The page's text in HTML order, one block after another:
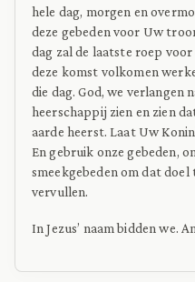
hele dag, morgen en
deze gebeden voor Uw
dag zal de laatste roep
deze komst volkomen
die dag. God, we verlangen
heerschappij zien en zien
aarde heerst. Laat Uw
En gebruik onze gebeden,
smeekgebeden om dat
vervullen.
In Jezus’ naam bidden we.